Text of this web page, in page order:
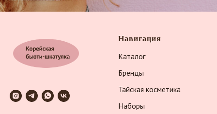
Навигация
Каталог
Бренды
Тайская косметика
Наборы